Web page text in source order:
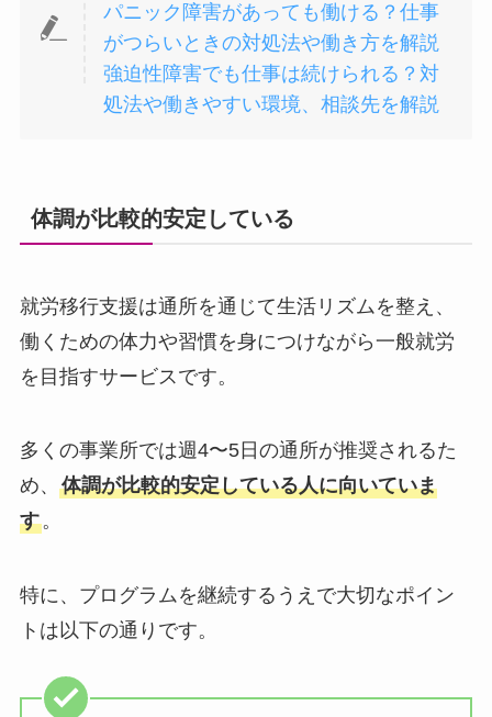
パニック障害があっても働ける？仕事
がつらいときの対処法や働き方を解説
強迫性障害でも仕事は続けられる？対
処法や働きやすい環境、相談先を解説
体調が比較的安定している
就労移行支援は通所を通じて生活リズムを整え、
働くための体力や習慣を身につけながら一般就労
を目指すサービスです。
多くの事業所では週4〜5日の通所が推奨されるた
め、 体調が比較的安定している人に向いていま
す。
特に、プログラムを継続するうえで大切なポイン
トは以下の通りです。